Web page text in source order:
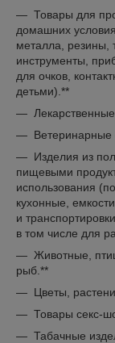
— Товары для
домашних
металла, резины,
инструменты,
для очков,
детьми).**
— Лекарственные
— Ветеринарные
— Изделия из
пищевыми
использования
кухонные,
и
в том числе для
— Животные,
рыб.**
— Цветы,
— Товары секс-
— Табачные